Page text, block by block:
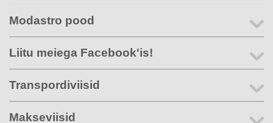
Modastro pood
Liitu meiega Facebook'is!
Transpordiviisid
Makseviisid